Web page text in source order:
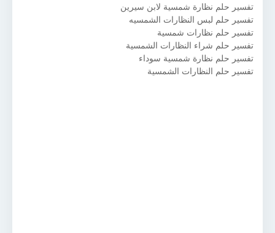
تفسير حلم نظارة شمسية لابن سيرين
تفسير حلم لبس النظارات الشمسيه
تفسير حلم نظارات شمسية
تفسير حلم شراء النظارات الشمسية
تفسير حلم نظارة شمسية سوداء
تفسير حلم النظارات الشمسية